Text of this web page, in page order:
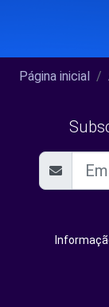
Página inicial